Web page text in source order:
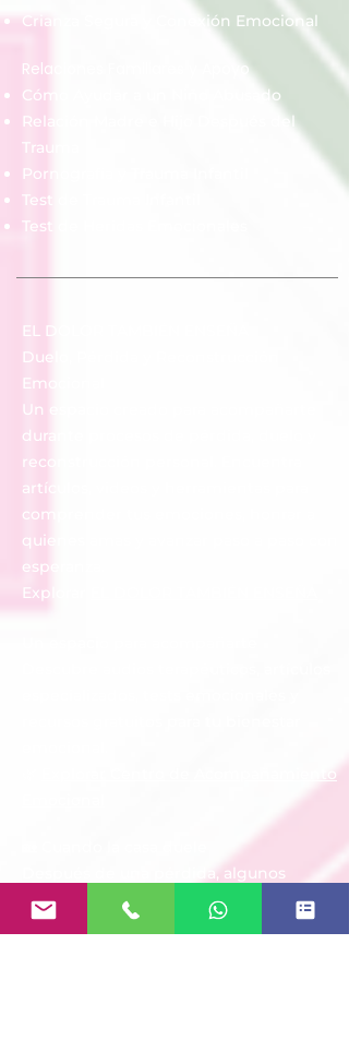
Crianza Segura y Conexión Emocional
Relaciones Familiares y Apoyo
Cómo Ayudar a un Niño Abusado
Relación Madre e Hijo Después del
Trauma
Pornografía y Trauma Infantil
Test de Trauma Infantil
Test de Heridas Emocionales
EL DOLOR TAMBIÉN ENSEÑA
Duelo, Pérdida y Reconstrucción
Emocional
Un espacio creado para acompañarte
durante procesos de pérdida, duelo y
reconstrucción personal. Encuentra
artículos, videos y herramientas para
comprender tus emociones, honrar a
quienes amas y avanzar paso a paso con
esperanza.
Explorar
Explorar Centro de Acompañamiento
Después de una pérdida, algunos
lugares parecen conservar cada
recuerdo. Descubre por qué ocurre, qué